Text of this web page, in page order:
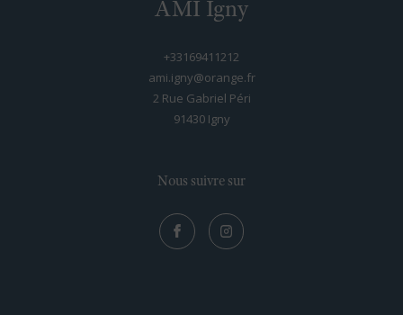
AMI Igny
+33169411212
ami.igny@orange.fr
2 Rue Gabriel Péri
91430 igny
Nous suivre sur